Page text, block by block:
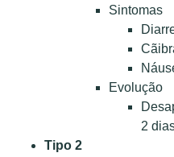
Sintomas
Evolução
2
Tipo 2